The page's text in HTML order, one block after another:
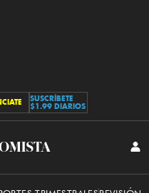
SUSCRÍBETE
$1.99 DIARIOS